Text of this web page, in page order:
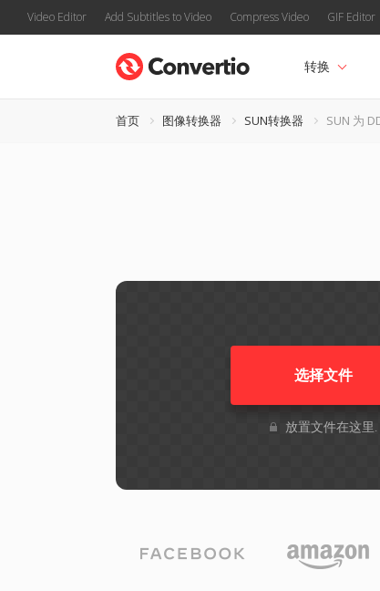
Video Editor Add Subtitles to Video Compress Video GIF Editor
转换
首页 图像转换器 SUN转换器 SUN 为
选择文件
放置文件在这里